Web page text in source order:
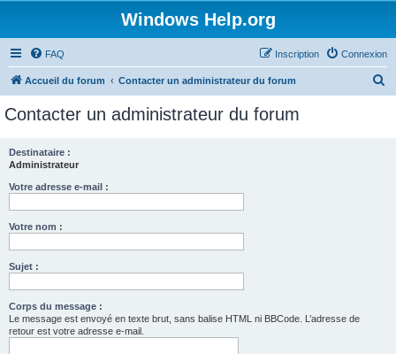
Windows Help.org
FAQ Connexion
Inscription
Accueil du forum Contacter un administrateur du forum
Contacter un administrateur du forum
Destinataire :
Administrateur
Votre adresse e-mail :
Votre nom :
Sujet :
Corps du message :
Le message est envoyé en texte brut, sans balise HTML ni BBCode. L’adresse de
retour est votre adresse e-mail.